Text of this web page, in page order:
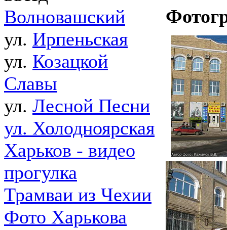
Волновашский
ул. Ирпеньская
ул. Козацкой
Славы
ул. Лесной Песни
ул. Холодноярская
Харьков - видео
прогулка
Трамваи из Чехии
Фото Харькова